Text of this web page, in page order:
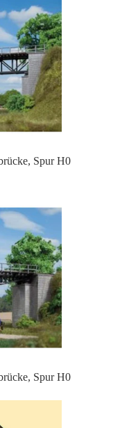
Spur H0
Spur H0